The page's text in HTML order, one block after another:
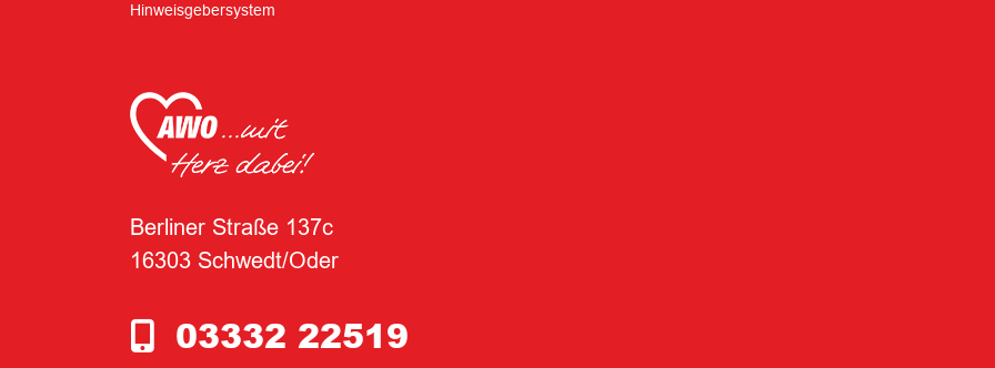
Hinweisgebersystem
Berliner Straße 137c
16303 Schwedt/Oder
03332 22519